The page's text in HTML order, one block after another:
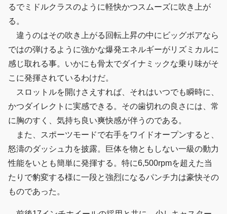
るでミドルクラスのように軽快かつスムーズに吹き上が
る。
違うのはその吹き上がる回転上昇の中にビッグボアなら
ではの弾けるように強かな爆発エネルギーがリズミカルに
感じ取れる事。いかにも骨太でダイナミックな乗り味がそ
こに発揮されているわけだ。
スロットルを開けさえすれば、それはいつでも瞬時に、
かつダイレクトに実感できる。その歯切れの良さには、常
に胸のすく、気持ち良い爽快感が伴うのである。
また、スポーツモードで右手をワイドオープンすると、
怒濤のダッシュ力を披露。巨体を物ともしない一級の動力
性能をいとも簡単に発揮する。特に6,500rpmを超えた当
たりで豹変する様に一段と強烈になるパンチ力は豪快その
ものであった。